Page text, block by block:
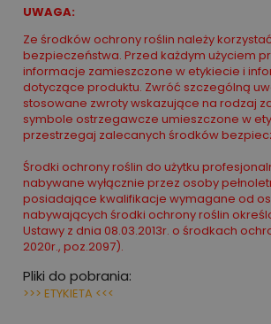
UWAGA:
Ze środków ochrony roślin należy
bezpieczeństwa. Przed każdym użyciem
informacje zamieszczone w etykiecie i
dotyczące produktu. Zwróć szczególną
stosowane zwroty wskazujące na rodzaj
symbole ostrzegawcze umieszczone w
przestrzegaj zalecanych środków
Środki ochrony roślin do użytku
nabywane wyłącznie przez osoby
posiadające kwalifikacje wymagane od
nabywających środki ochrony roślin
Ustawy z dnia 08.03.2013r. o środkach
2020r., poz.2097).
Pliki do pobrania:
>>> ETYKIETA <<<